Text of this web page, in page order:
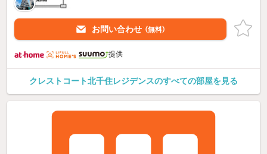
お問い合わせ （無料）
提供
クレストコート北千住レジデンスのすべての部屋を見る